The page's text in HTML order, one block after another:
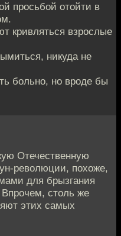
просьбой отойти в
кривляться взрослые
никуда не
больно, но вроде бы
Отечественную
революции, похоже,
для брызгания
столь же
этих самых